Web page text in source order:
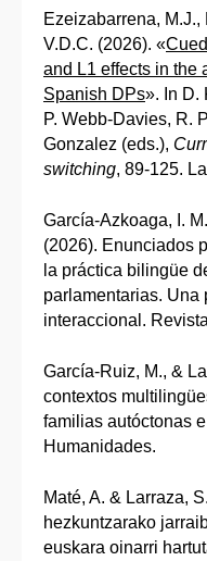
Ezeizabarrena, M.J.,
V.D.C. (2026). «
and L1 effects in the
Spanish DPs». In D.
P. Webb-Davies, R.
Gonzalez (eds.),
switching, 89-125.
García-Azkoaga, I.
(2026). Enunciados
la práctica bilingüe
parlamentarias. Una
interaccional.
García-Ruiz, M., &
contextos
familias autóctonas
Humanidades.
Maté, A. & Larraza,
hezkuntzarako
euskara oinarri